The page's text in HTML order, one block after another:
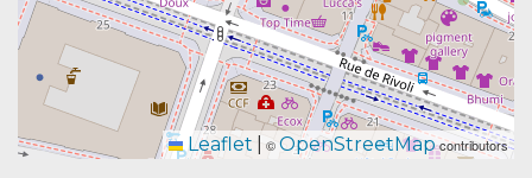
Leaflet ©OpenStreetMapcontributors